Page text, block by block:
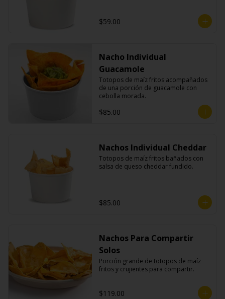
$59.00
Nacho Individual
Guacamole
Totopos de maíz fritos acompañados
de una porción de guacamole con
cebolla morada.
$85.00
Nachos Individual Cheddar
Totopos de maíz fritos bañados con
salsa de queso cheddar fundido.
$85.00
Nachos Para Compartir
Solos
Porción grande de totopos de maíz
fritos y crujientes para compartir.
$119.00